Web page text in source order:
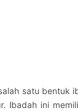
satu bentuk
Ibadah ini